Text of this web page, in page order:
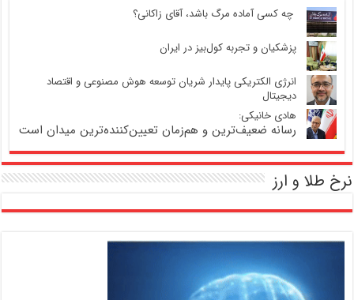
‍ چه کسی آماده مرگ باشد، آقای زاکانی؟
پزشکیان و تجربه کول‌بیز در ایران
انرژی الکتریکی پایدار شریان توسعه هوش مصنوعی و اقتصاد
دیجیتال
هادی خانیکی:
رسانه ضعیف‌ترین و هم‌زمان تعیین‌کننده‌ترین میدان است
نرخ طلا و ارز